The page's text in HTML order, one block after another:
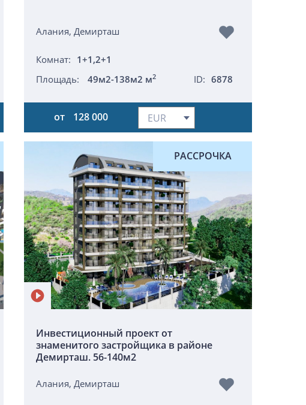
Алания, Демирташ
Комнат: 1+1,2+1
Площадь:
49м2-138м2 м2 ID: 6878
от 128 000
РАССРОЧКА
Инвестиционный проект от
знаменитого застройщика в районе
Демирташ. 56-140м2
Алания, Демирташ